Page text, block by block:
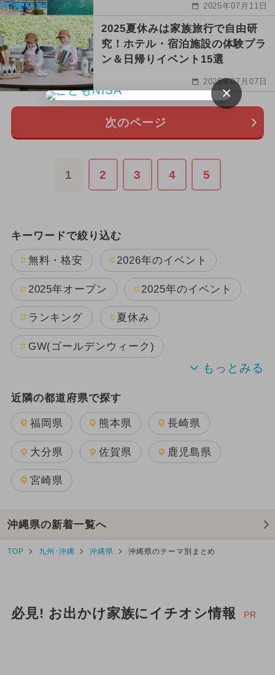
2025年07月11日
2025夏休みは家族旅行で自由研
究！ホテル・宿泊施設の体験プラ
ン＆日帰りイベント15選
2025年07月07日
次のページ
1 2 3 4 5
キーワードで絞り込む
無料・格安 2026年のイベント
2025年オープン 2025年のイベント
ランキング 夏休み
GW(ゴールデンウィーク)
2024年のイベント
2024年7月のイベント 水遊び
夏休み（涼しい） 涼しい
日帰り
川遊び 2025年7月のイベント
近隣の都道府県で探す
福岡県 熊本県 長崎県
大分県 佐賀県 鹿児島県
宮崎県
沖縄県の新着一覧へ
TOP 九州･沖縄 沖縄県 沖縄県のテーマ別まとめ
必見! お出かけ家族にイチオシ情報 PR
×